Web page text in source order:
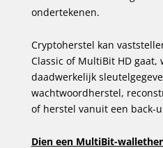
ondertekenen.
Cryptoherstel kan
Classic of MultiBit HD gaat,
daadwerkelijk
wachtwoordherstel,
of herstel vanuit een back-
Dien een MultiBit-